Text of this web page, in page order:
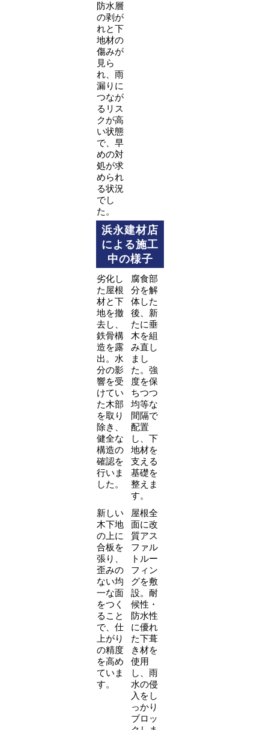
防水層
の剥が
れと下
地材の
傷みが
見ら
れ、雨
漏りに
つなが
るリス
クが高
い状態
で、早
めの対
処が求
められ
る状況
でし
た。
浜永建材店
による施工
中の様子
劣化し
た屋根
材と下
地を撤
去し、
鉄骨構
造を露
出。水
分の影
響を受
けてい
た木部
を取り
除き、
健全な
構造の
確認を
行いま
した。
腐食部
分を解
体した
後、新
たに垂
木を組
み直し
まし
た。強
度を保
ちつつ
均等な
間隔で
配置
し、下
地材を
支える
基礎を
整えま
す。
新しい
木下地
の上に
合板を
張り、
歪みの
ない均
一な面
をつく
ること
で、仕
上がり
の精度
を高め
ていま
す。
屋根全
面に改
質アス
ファル
トルー
フィン
グを敷
設。耐
候性・
防水性
に優れ
た下葺
き材を
使用
し、雨
水の侵
入をし
っかり
ブロッ